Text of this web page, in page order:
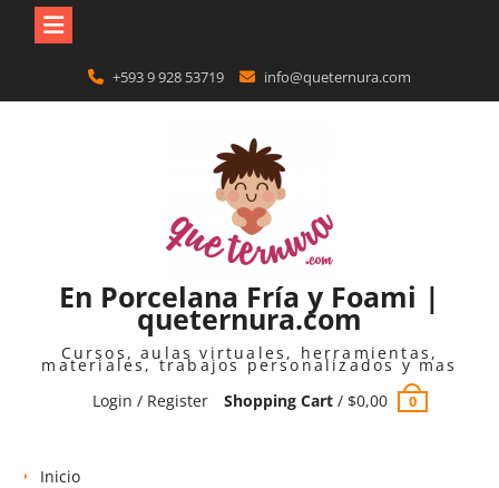
content
+593 9 928 53719 info@queternura.com
En Porcelana Fría y Foami |
queternura.com
Cursos, aulas virtuales, herramientas,
materiales, trabajos personalizados y mas
Login / Register
Shopping Cart/ $0,00 0
Inicio